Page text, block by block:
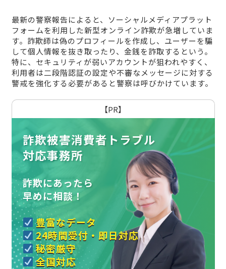
最新の警察報告によると、ソーシャルメディアプラット
フォームを利用した新型オンライン詐欺が急増していま
す。詐欺師は偽のプロフィールを作成し、ユーザーを騙
して個人情報を抜き取ったり、金銭を詐取するという。
特に、セキュリティが弱いアカウントが狙われやすく、
利用者は二段階認証の設定や不審なメッセージに対する
警戒を強化する必要があると警察は呼びかけています。
【PR】
詐欺被害消費者トラブル
対応事務所
詐欺にあったら
早めに相談！
豊富なデータ
24時間受付・即日対応
秘密厳守
全国対応